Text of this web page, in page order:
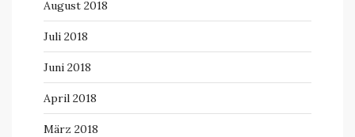
August 2018
Juli 2018
Juni 2018
April 2018
März 2018